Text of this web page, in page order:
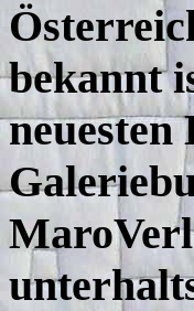
bekannt
neuesten